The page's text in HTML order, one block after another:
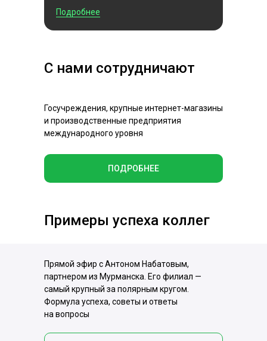
Подробнее
С нами сотрудничают
Госучреждения, крупные интернет-магазины
и производственные предприятия
международного уровня
ПОДРОБНЕЕ
Примеры успеха коллег
Прямой эфир с Антоном Набатовым,
партнером из Мурманска. Его филиал —
самый крупный за полярным кругом.
Формула успеха, советы и ответы
на вопросы